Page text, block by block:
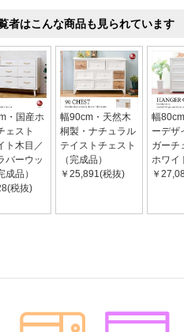
者はこんな商品も見られています
・国産ホ
ェスト
ト木目／
バーウッ
成品）
税抜)
幅90cm・天然木
桐製・ナチュラル
テイストチェスト
（完成品）
￥25,891(税抜)
幅
ーデザ
ガーチ
ホワイ
￥